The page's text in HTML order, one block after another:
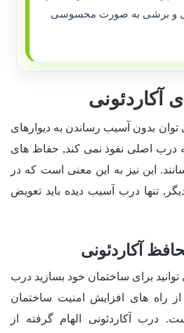
و برشی به صورت محسوسی
بدون آسیب رساندن به دیوارهای
که درب اصلی نفوذ نمی کند, حفاظ های
این نیز به این معنی است که در
تنها درب آسیب دیده باید تعویض
آکاردئونی
برای ساختمان خود بسازید درب
راه های افزایش امنیت ساختمان
درب آکاردئونی الهام گرفته از